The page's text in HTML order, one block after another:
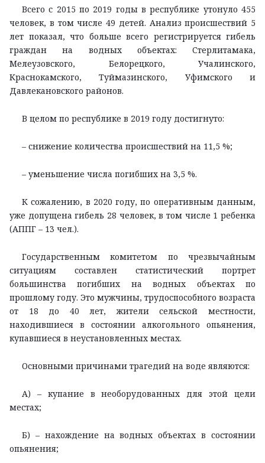
Всего с 2015 по 2019 годы в республике утонуло 455
человек, в том числе 49 детей. Анализ происшествий 5
лет показал, что больше всего регистрируется гибель
граждан на водных объектах: Стерлитамака,
Мелеузовского, Белорецкого, Учалинского,
Краснокамского, Туймазинского, Уфимского и
Давлекановского районов.
В целом по республике в 2019 году достигнуто:
– снижение количества происшествий на 11,5 %;
– уменьшение числа погибших на 3,5 %.
К сожалению, в 2020 году, по оперативным данным,
уже допущена гибель 28 человек, в том числе 1 ребенка
(АППГ – 13 чел.).
Государственным комитетом по чрезвычайным
ситуациям составлен статистический портрет
большинства погибших на водных объектах по
прошлому году. Это мужчины, трудоспособного возраста
от 18 до 40 лет, жители сельской местности,
находившиеся в состоянии алкогольного опьянения,
купавшиеся в неустановленных местах.
Основными причинами трагедий на воде являются:
А) – купание в необорудованных для этой цели
местах;
Б) – нахождение на водных объектах в состоянии
опьянения;